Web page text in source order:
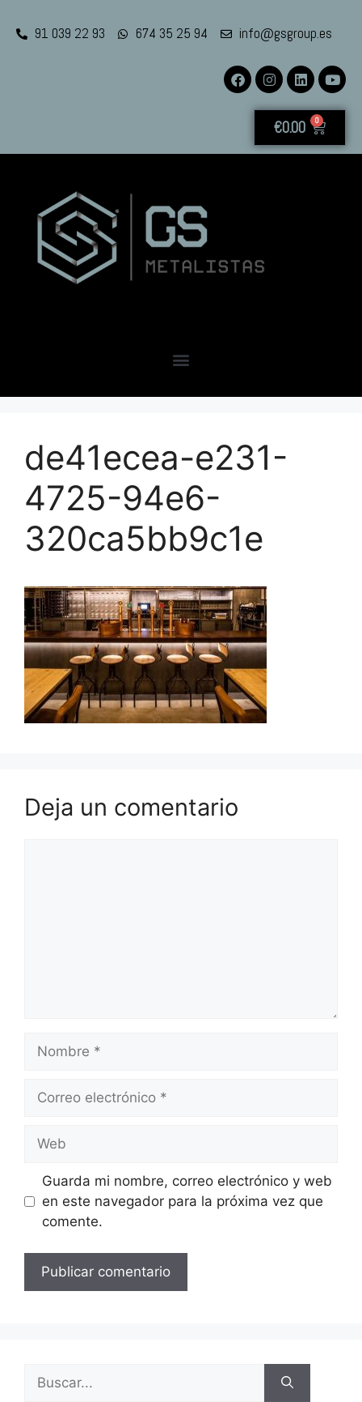
91 039 22 93 674 35 25 94 info@gsgroup.es
€0.00 0
de41ecea-e231-
4725-94e6-
320ca5bb9c1e
Deja un comentario
Guarda mi nombre, correo electrónico y web
en este navegador para la próxima vez que
comente.